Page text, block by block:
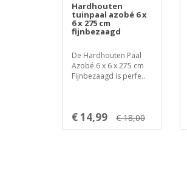
Hardhouten
tuinpaal azobé 6 x
6 x 275 cm
fijnbezaagd
De Hardhouten Paal
Azobé 6 x 6 x 275 cm
Fijnbezaagd is perfe..
€ 14,99 € 18,00